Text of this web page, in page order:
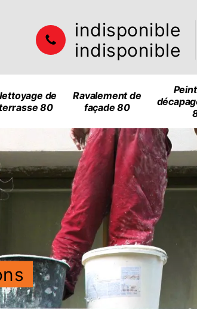
indisponible
indisponible
de
80
Ravalement de
façade 80